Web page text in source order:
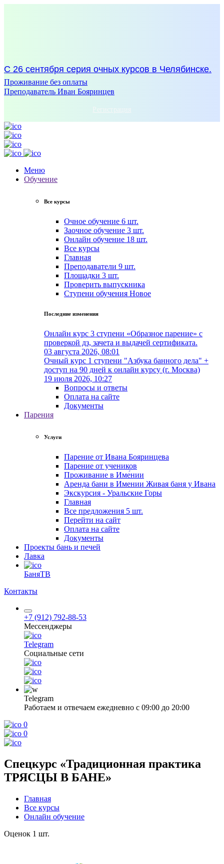
С 26 сентября серия очных курсов в Челябинске.
Проживание без оплаты
Преподаватель Иван Бояринцев
Регистрация
Меню
Обучение
Все курсы
Очное обучение 6 шт.
Заочное обучение 3 шт.
Онлайн обучение 18 шт.
Все курсы
Главная
Преподаватели 9 шт.
Площадки 3 шт.
Проверить выпускника
Cтупени обучения Новое
Последние изменения
Онлайн курс 3 ступени «Образное парение» с
проверкой дз, зачета и выдачей сертификата.
03 августа 2026, 08:01
Очный курс 1 ступени "Азбука банного дела" +
доступ на 90 дней к онлайн курсу (г. Москва)
19 июля 2026, 10:27
Вопросы и ответы
Оплата на сайте
Документы
Парения
Услуги
Парение от Ивана Бояринцева
Парение от учеников
Проживание в Име́нии
Аренда бани в Имении Живая баня у Ивана
Экскурсия - Уральские Горы
Главная
Все предложения 5 шт.
Перейти на сайт
Оплата на сайте
Документы
Проекты бань и печей
Лавка
БаняТВ
Контакты
+7 (912) 792-88-53
Мессенджеры
Telegram
Социальные сети
Telegram
Работаем и отвечаем ежедневно с 09:00 до 20:00
0
0
Спецкурс «Традиционная практика
ТРЯСЦЫ В БАНЕ»
Главная
Все курсы
Онлайн обучение
Оценок 1 шт.